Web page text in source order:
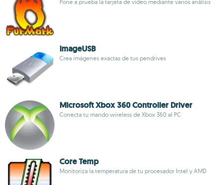
Pone a prueba la tarjeta de vídeo mediante varios análisis
ImageUSB
Crea imágenes exactas de tus pendrives
Microsoft Xbox 360 Controller Driver
Conecta tu mando wireless de Xbox 360 al PC
Core Temp
Monitoriza la temperatura de tu procesador Intel y AMD